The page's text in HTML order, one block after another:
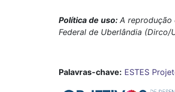
Política de uso: A reprodução
Federal de Uberlândia
Palavras-chave: ESTES